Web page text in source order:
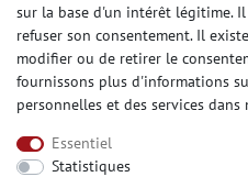
© Copyright
sur la base d'un intérêt légitime.
refuser son consentement. Il
modifier ou de retirer le
fournissons plus d'informations
personnelles et des services dans
Essentiel
Statistiques